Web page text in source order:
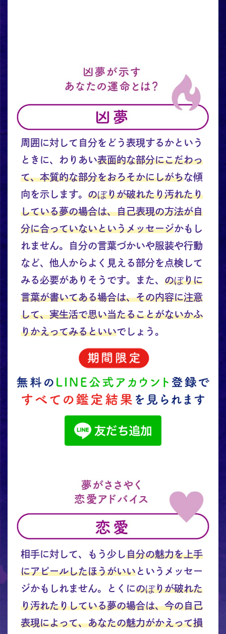
周囲に対して自分をどう表現するかという
ときに、わりあい表面的な部分にこだわっ
て、本質的な部分をおろそかにしがちな傾
向を示します。 のぼりが破れたり汚れたり
している夢の場合は、自己表現の方法が自
分に合っていないというメッセージかもし
れません。自分の言葉づかいや服装や行動
など、他人からよく見える部分を点検して
みる必要がありそうです。また、 のぼりに
言葉が書いてある場合は、その内容に注意
して、実生活で思い当たることがないかふ
りかえってみるといいでしょう。
相手に対して、もう少し自分の魅力を上手
にアピールしたほうがいいというメッセー
ジかもしれません。とくにのぼりが破れた
り汚れたりしている夢の場合は、今の自己
表現によって、あなたの魅力がかえって損